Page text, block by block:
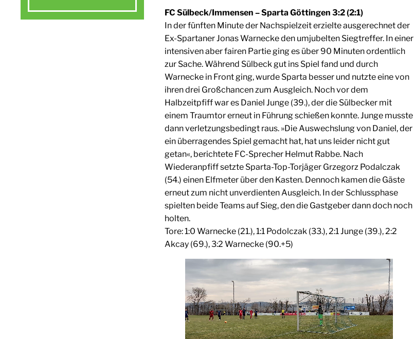
Jetzt Kontakt aufnehmen
FC Sülbeck/Immensen – Sparta Göttingen 3:2 (2:1)
In der fünften Minute der Nachspielzeit erzielte ausgerechnet der
Ex-Spartaner Jonas Warnecke den umjubelten Siegtreffer. In einer
intensiven aber fairen Partie ging es über 90 Minuten ordentlich
zur Sache. Während Sülbeck gut ins Spiel fand und durch
Warnecke in Front ging, wurde Sparta besser und nutzte eine von
ihren drei Großchancen zum Ausgleich. Noch vor dem
Halbzeitpfiff war es Daniel Junge (39.), der die Sülbecker mit
einem Traumtor erneut in Führung schießen konnte. Junge musste
dann verletzungsbedingt raus. »Die Auswechslung von Daniel, der
ein überragendes Spiel gemacht hat, hat uns leider nicht gut
getan«, berichtete FC-Sprecher Helmut Rabbe. Nach
Wiederanpfiff setzte Sparta-Top-Torjäger Grzegorz Podalczak
(54.) einen Elfmeter über den Kasten. Dennoch kamen die Gäste
erneut zum nicht unverdienten Ausgleich. In der Schlussphase
spielten beide Teams auf Sieg, den die Gastgeber dann doch noch
holten.
Tore: 1:0 Warnecke (21.), 1:1 Podolczak (33.), 2:1 Junge (39.), 2:2
Akcay (69.), 3:2 Warnecke (90.+5)